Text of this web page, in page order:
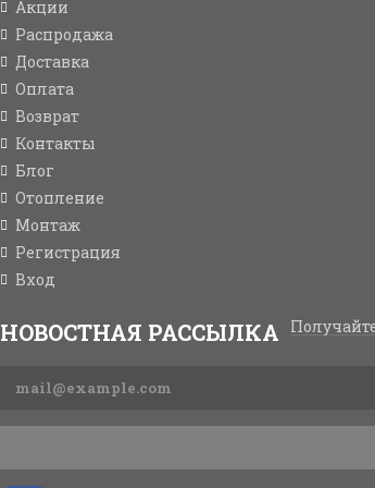
Акции
Распродажа
Доставка
Оплата
Возврат
Контакты
Блог
Отопление
Монтаж
Регистрация
Вход
НОВОСТНАЯ РАССЫЛКА